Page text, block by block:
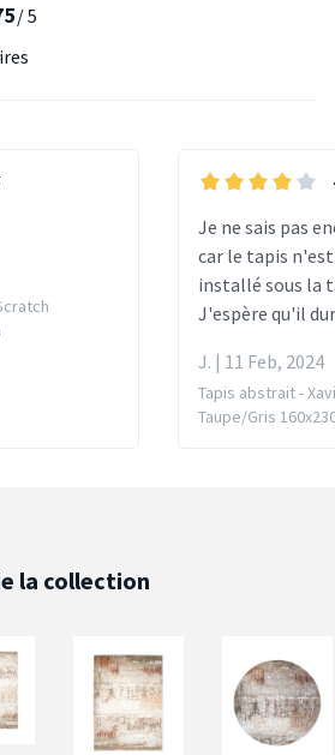
/ 5
Je ne sais pas
car le tapis
installé sous la
J'espère qu'il
J. | 11 Feb, 2024
Tapis abstrait -
Taupe/Gris
la collection